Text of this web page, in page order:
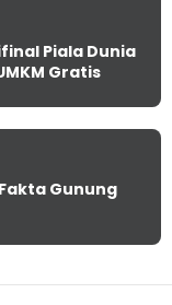
Piala Dunia
Gratis
Gunung